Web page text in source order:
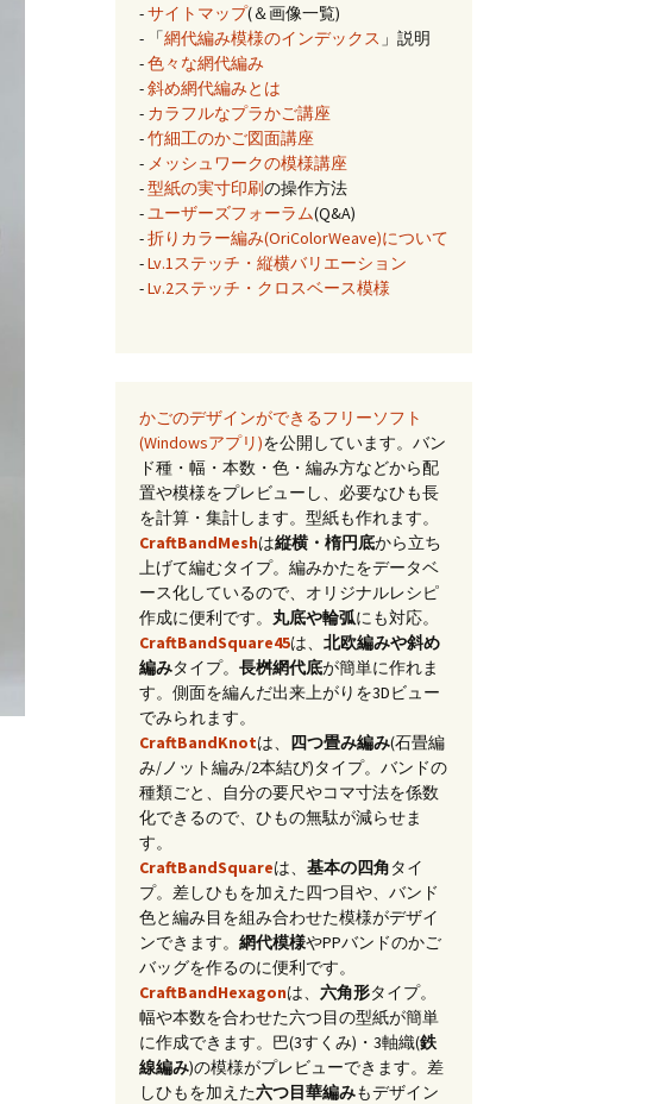
-サイトマップ(＆画像一覧)
- 「網代編み模様のインデックス 」説明
-色々な網代編み
-斜め網代編みとは
- カラフルなプラかご講座
-竹細工のかご図面講座
- メッシュワークの模様講座
-型紙の実寸印刷の操作方法
-ユーザーズフォーラム(Q&A)
-折りカラー編み(OriColorWeave)について
-Lv.1ステッチ・縦横バリエーション
-Lv.2ステッチ・クロスベース模様
かごのデザインができるフリーソフト
(Windowsアプリ)を公開しています。バン
ド種・幅・本数・色・編み方などから配
置や模様をプレビューし、必要なひも長
を計算・集計します。型紙も作れます。
CraftBandMeshは縦横・楕円底から立ち
上げて編むタイプ。編みかたをデータベ
ース化しているので、オリジナルレシピ
作成に便利です。 丸底や輪弧にも対応。
CraftBandSquare45は、 北欧編みや斜め
編みタイプ。 長桝網代底が簡単に作れま
す。側面を編んだ出来上がりを3Dビュー
でみられます。
CraftBandKnotは、 四つ畳み編み(石畳編
み/ノット編み/2本結び)タイプ。バンドの
種類ごと、自分の要尺やコマ寸法を係数
化できるので、ひもの無駄が減らせま
す。
CraftBandSquareは、 基本の四角タイ
プ。差しひもを加えた四つ目や、バンド
色と編み目を組み合わせた模様がデザイ
ンできます。 網代模様やPPバンドのかご
バッグを作るのに便利です。
CraftBandHexagonは、 六角形タイプ。
幅や本数を合わせた六つ目の型紙が簡単
に作成できます。巴(3すくみ)・3軸織(鉄
線編み)の模様がプレビューできます。差
しひもを加えた六つ目華編みもデザイン